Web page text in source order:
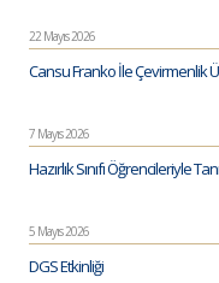
22 Mayıs 2026
Cansu Franko İle Çevirmenlik
7 Mayıs 2026
Hazırlık Sınıfı Öğrencileriyle
5 Mayıs 2026
DGS Etkinliği